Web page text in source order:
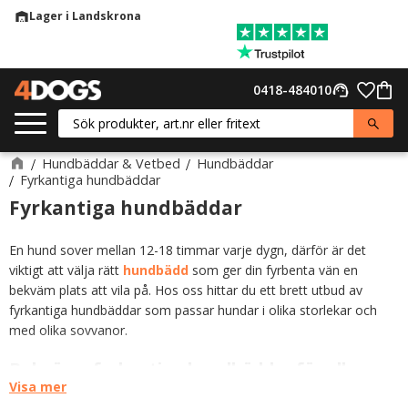
warehouseLager i Landskrona
support_agent
0418-484010
Hundbäddar & Vetbed
Hundbäddar
Fyrkantiga hundbäddar
Fyrkantiga hundbäddar
En hund sover mellan 12-18 timmar varje dygn, därför är det
viktigt att välja rätt hundbädd som ger din fyrbenta vän en
bekväm plats att vila på. Hos oss hittar du ett brett utbud av
fyrkantiga hundbäddar som passar hundar i olika storlekar och
med olika sovvanor.
hundar
Visa mer